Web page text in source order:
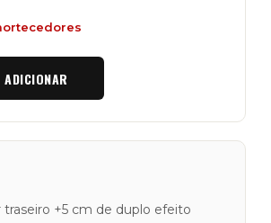
ADICIONAR
+5 cm de duplo efeito